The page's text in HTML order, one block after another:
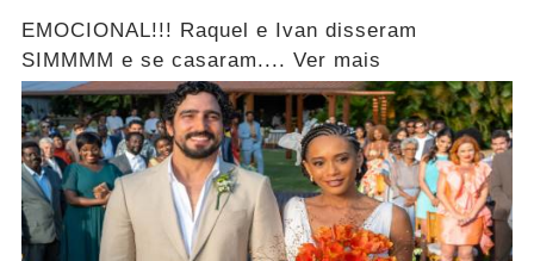
EMOCIONAL!!! Raquel e Ivan disseram
SIMMMM e se casaram.... Ver mais